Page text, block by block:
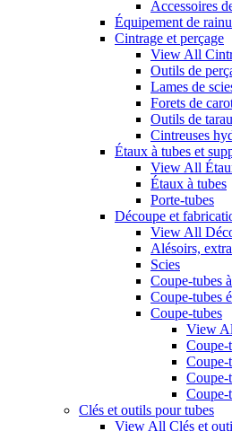
Accessoires
Équipement de
Cintrage et perçage
View All
Outils de
Lames de
Forets de
Outils de
Cintreuses
Étaux à tubes et
View All
Étaux à tubes
Porte-tubes
Découpe et
View All
Alésoirs,
Scies
Coupe-tubes
Coupe-tubes
Coupe-tubes
View
Coupe-
Coupe-
Coupe-
Coupe-
Clés et outils pour tubes
View All Clés et